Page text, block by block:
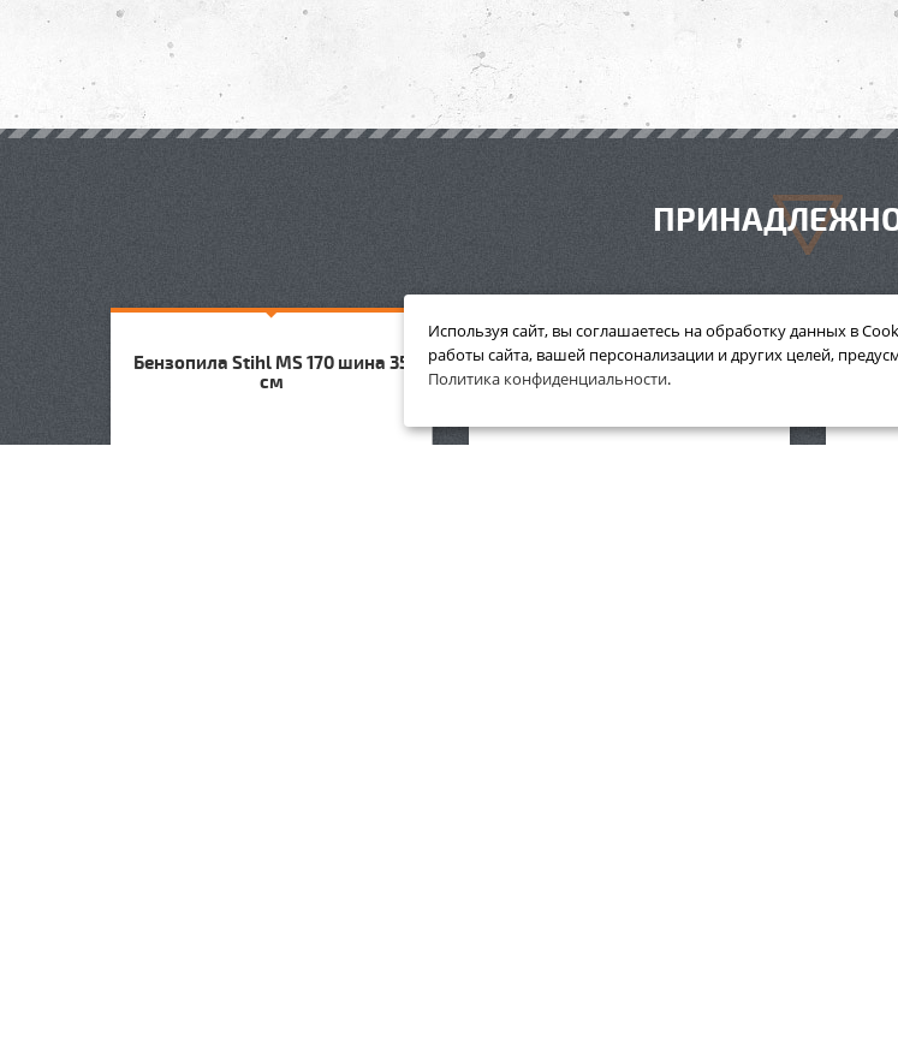
Бензопила Stihl MS 170 шина 35
см
Бензопила Stihl MS 180 14 35 см
Используя сайт, вы соглашаетесь на обработку данных в
работы сайта, вашей персонализации и других целей,
Политика конфиденциальности.